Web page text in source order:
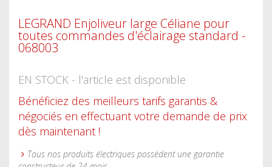
LEGRAND Enjoliveur large Céliane pour
toutes commandes d'éclairage standard -
068003
EN STOCK - l'article est disponible
Bénéficiez des meilleurs tarifs garantis &
négociés en effectuant votre demande de prix
dès maintenant !
Tous nos produits électriques possèdent une garantie